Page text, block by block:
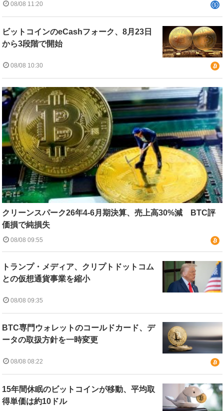
08/08 11:20
ビットコインのeCashフォーク、8月23日
から3段階で開始
08/08 10:30
クリーンスパーク26年4-6月期決算、売上高30%減 BTC評
価損で純損失
08/08 09:55
トランプ・メディア、クリプトドットコム
との仮想通貨事業を縮小
08/08 09:35
BTC専門ウォレットのコールドカード、デ
ータの取扱方針を一時変更
08/08 08:22
15年間休眠のビットコインが移動、平均取
得単価は約10ドル